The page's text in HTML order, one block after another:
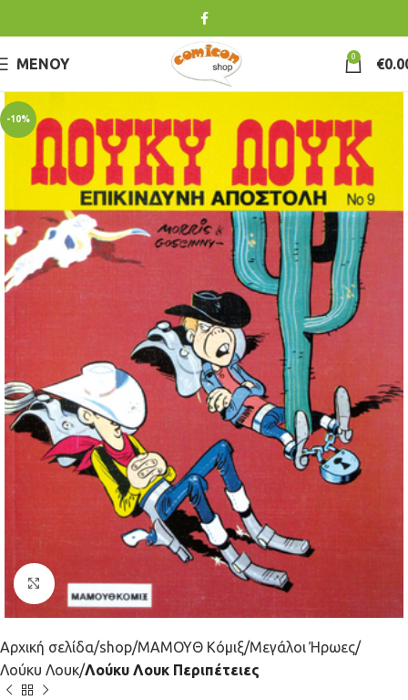
ΜΕΝΟΎ 0 €
-10%
Κλικ για μεγέθυνση
Αρχική σελίδα shop ΜΑΜΟΥΘ Κόμιξ Μεγάλοι Ήρωες
Λούκυ Λουκ Λούκυ Λουκ Περιπέτειες